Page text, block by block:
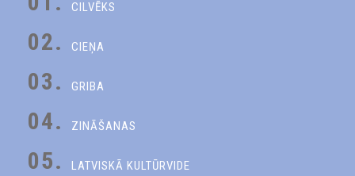
CILVĒKS
02. CIEŅA
03. GRIBA
04. ZINĀŠANAS
05. LATVISKĀ KULTŪRVIDE